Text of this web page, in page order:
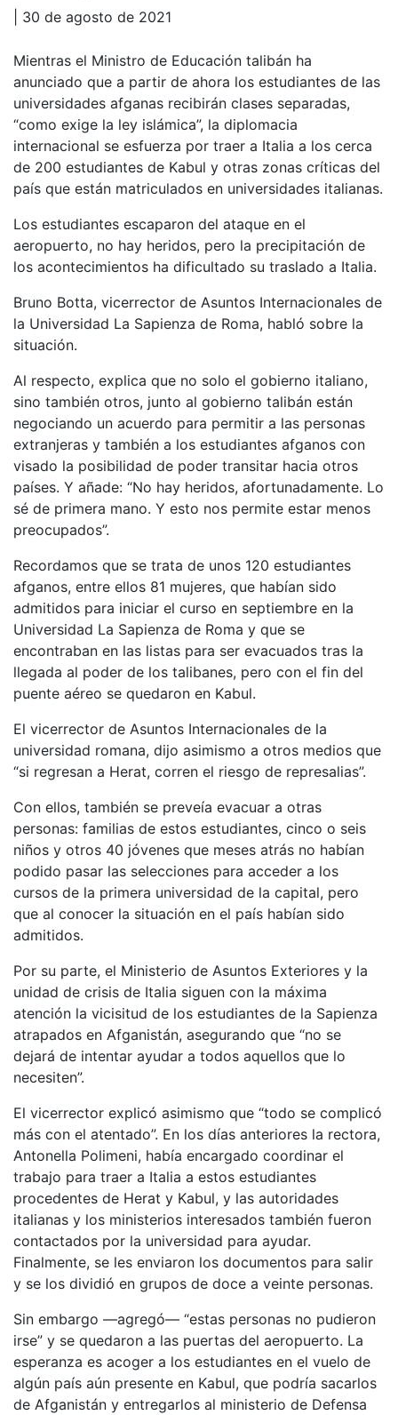
| 30 de agosto de 2021
Mientras el Ministro de Educación talibán ha
anunciado que a partir de ahora los estudiantes de las
universidades afganas recibirán clases separadas,
“como exige la ley islámica”, la diplomacia
internacional se esfuerza por traer a Italia a los cerca
de 200 estudiantes de Kabul y otras zonas críticas del
país que están matriculados en universidades italianas.
Los estudiantes escaparon del ataque en el
aeropuerto, no hay heridos, pero la precipitación de
los acontecimientos ha dificultado su traslado a Italia.
Bruno Botta, vicerrector de Asuntos Internacionales de
la Universidad La Sapienza de Roma, habló sobre la
situación.
Al respecto, explica que no solo el gobierno italiano,
sino también otros, junto al gobierno talibán están
negociando un acuerdo para permitir a las personas
extranjeras y también a los estudiantes afganos con
visado la posibilidad de poder transitar hacia otros
países. Y añade: “No hay heridos, afortunadamente. Lo
sé de primera mano. Y esto nos permite estar menos
preocupados”.
Recordamos que se trata de unos 120 estudiantes
afganos, entre ellos 81 mujeres, que habían sido
admitidos para iniciar el curso en septiembre en la
Universidad La Sapienza de Roma y que se
encontraban en las listas para ser evacuados tras la
llegada al poder de los talibanes, pero con el fin del
puente aéreo se quedaron en Kabul.
El vicerrector de Asuntos Internacionales de la
universidad romana, dijo asimismo a otros medios que
“si regresan a Herat, corren el riesgo de represalias”.
Con ellos, también se preveía evacuar a otras
personas: familias de estos estudiantes, cinco o seis
niños y otros 40 jóvenes que meses atrás no habían
podido pasar las selecciones para acceder a los
cursos de la primera universidad de la capital, pero
que al conocer la situación en el país habían sido
admitidos.
Por su parte, el Ministerio de Asuntos Exteriores y la
unidad de crisis de Italia siguen con la máxima
atención la vicisitud de los estudiantes de la Sapienza
atrapados en Afganistán, asegurando que “no se
dejará de intentar ayudar a todos aquellos que lo
necesiten”.
El vicerrector explicó asimismo que “todo se complicó
más con el atentado”. En los días anteriores la rectora,
Antonella Polimeni, había encargado coordinar el
trabajo para traer a Italia a estos estudiantes
procedentes de Herat y Kabul, y las autoridades
italianas y los ministerios interesados también fueron
contactados por la universidad para ayudar.
Finalmente, se les enviaron los documentos para salir
y se los dividió en grupos de doce a veinte personas.
Sin embargo —agregó— “estas personas no pudieron
irse” y se quedaron a las puertas del aeropuerto. La
esperanza es acoger a los estudiantes en el vuelo de
algún país aún presente en Kabul, que podría sacarlos
de Afganistán y entregarlos al ministerio de Defensa